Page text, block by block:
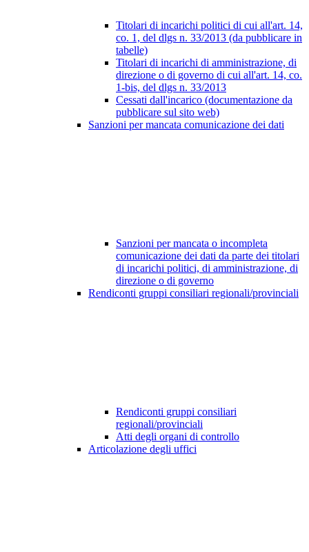
Titolari di incarichi politici di cui all'art. 14,
co. 1, del dlgs n. 33/2013 (da pubblicare in
tabelle)
Titolari di incarichi di amministrazione, di
direzione o di governo di cui all'art. 14, co.
1-bis, del dlgs n. 33/2013
Cessati dall'incarico (documentazione da
pubblicare sul sito web)
Sanzioni per mancata comunicazione dei dati
Sanzioni per mancata o incompleta
comunicazione dei dati da parte dei titolari
di incarichi politici, di amministrazione, di
direzione o di governo
Rendiconti gruppi consiliari regionali/provinciali
Rendiconti gruppi consiliari
regionali/provinciali
Atti degli organi di controllo
Articolazione degli uffici